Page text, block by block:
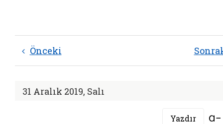
Önceki
31 Aralık 2019, Salı
Yazdır